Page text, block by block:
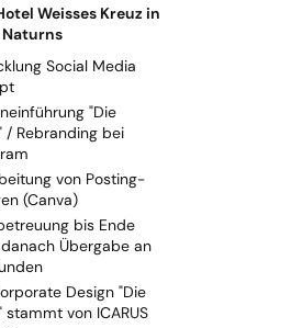
Weisses Kreuz in
Naturns
Social Media
"Die
/ Rebranding bei
von Posting-
(Canva)
bis Ende
Übergabe an
Design "Die
stammt von ICARUS